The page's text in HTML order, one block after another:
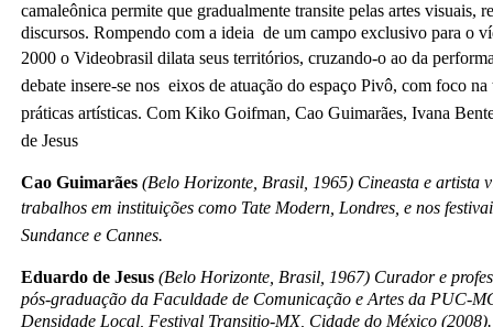
camaleônica permite que gradualmente transite pelas artes visuais,
discursos. Rompendo com a ideia de um campo exclusivo para o
2000 o Videobrasil dilata seus territórios, cruzando-o ao da
debate insere-se nos eixos de atuação do espaço Pivô, com foco na
práticas artísticas. Com Kiko Goifman, Cao Guimarães, Ivana
de Jesus
Cao Guimarães (Belo Horizonte, Brasil, 1965) Cineasta e artista
trabalhos em instituições como Tate Modern, Londres, e nos
Sundance e Cannes.
Eduardo de Jesus (Belo Horizonte, Brasil, 1967) Curador e
pós-graduação da Faculdade de Comunicação e Artes da PUC-
Densidade Local, Festival Transitio-MX, Cidade do México